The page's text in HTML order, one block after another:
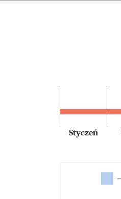
Styczeń